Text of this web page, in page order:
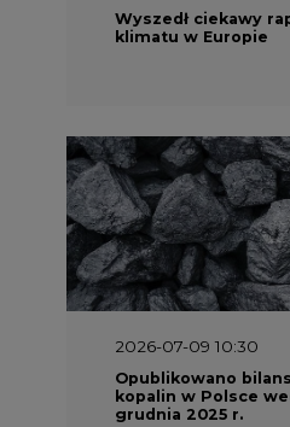
Wyszedł ciekawy
klimatu w Europie
2026-07-09 10:30
Opublikowano
kopalin w Polsce
grudnia 2025 r.